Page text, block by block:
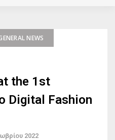
NEWS
the 1st
Digital Fashion
2022